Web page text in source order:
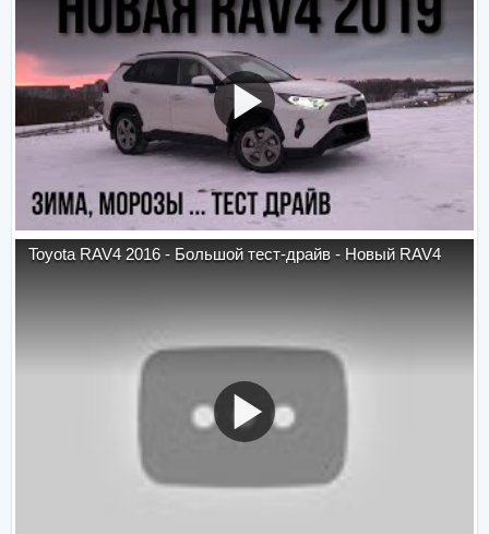
Toyota RAV4 2016 - Большой тест-драйв - Новый RAV4